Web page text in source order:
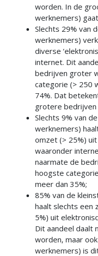
worden. In de
werknemers)
Slechts 29% van
werknemers)
diverse
internet. Dit
bedrijven groter
categorie (> 250
74%. Dat
grotere
Slechts 9% van
werknemers)
omzet (> 25%)
waaronder
naarmate de
hoogste
meer dan 35%;
85% van de
haalt slechts een
5%) uit
Dit aandeel daalt
worden, maar
werknemers) is